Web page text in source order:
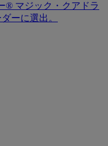
® マジック・クアドラ
ーに選出。